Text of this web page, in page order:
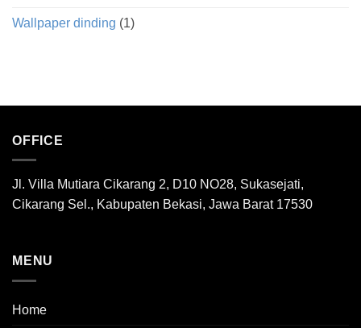
Wallpaper dinding (1)
OFFICE
Jl. Villa Mutiara Cikarang 2, D10 NO28, Sukasejati,
Cikarang Sel., Kabupaten Bekasi, Jawa Barat 17530
MENU
Home